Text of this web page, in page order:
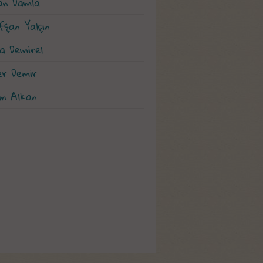
Yalçın
Demirel
Demir
Alkan